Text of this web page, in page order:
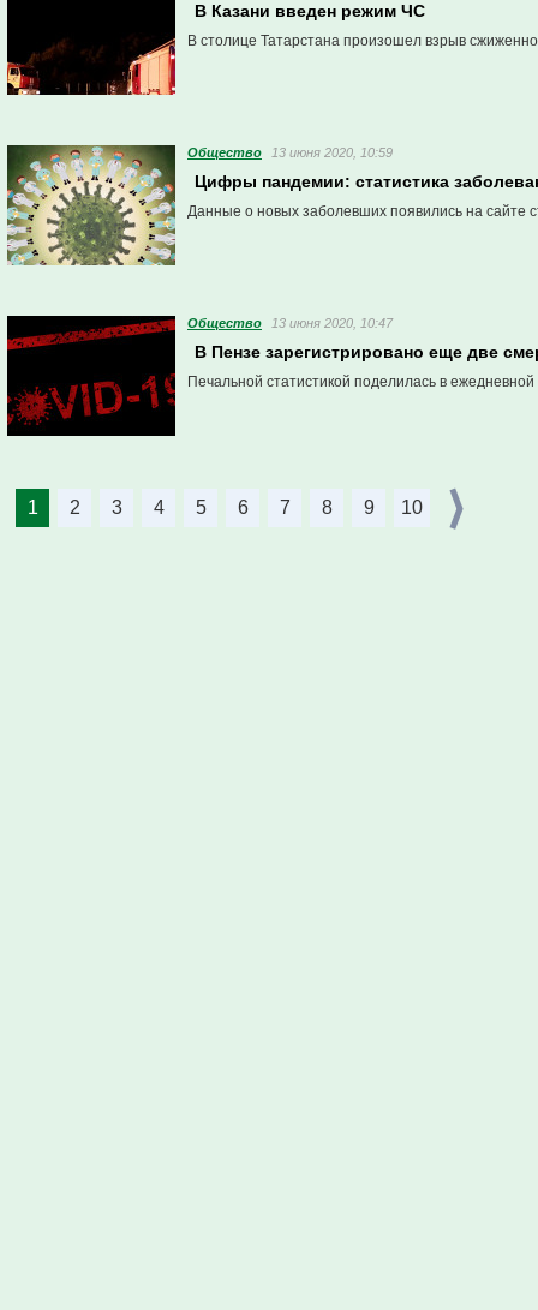
В Казани введен режим ЧС
В столице Татарстана произошел взрыв
Общество 13 июня 2020, 10:59
Цифры пандемии: статистика
Данные о новых заболевших появились на сайте
Общество 13 июня 2020, 10:47
В Пензе зарегистрировано еще две
Печальной статистикой поделилась в
1 2 3 4 5 6 7 8 9 10